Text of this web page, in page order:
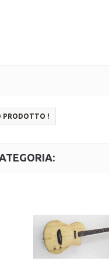
PRODOTTO !